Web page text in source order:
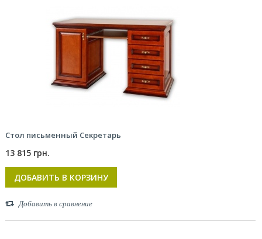
Стол письменный Секретарь
13 815 грн.
ДОБАВИТЬ В КОРЗИНУ
Добавить в сравнение